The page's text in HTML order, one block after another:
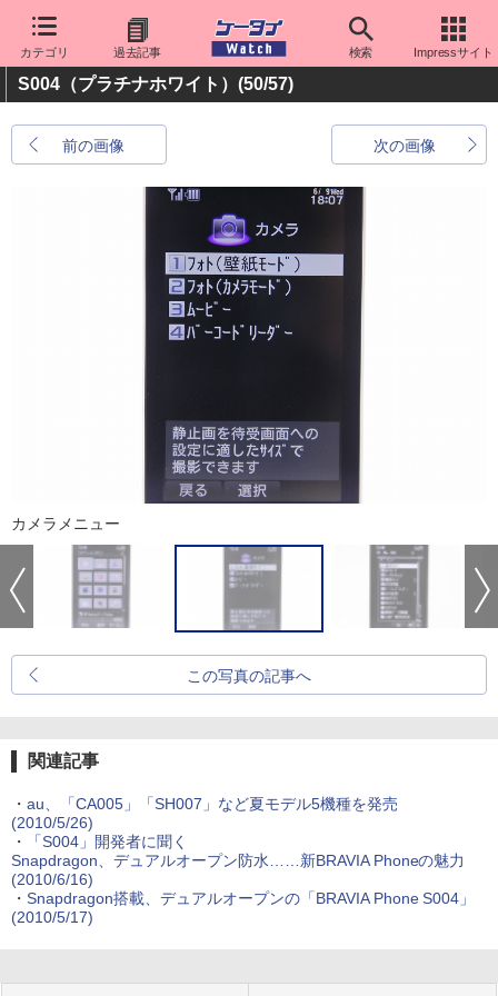
カテゴリ 過去記事 検索 Impressサイト
S004（プラチナホワイト） (50/57)
前の画像 次の画像
カメラメニュー
この写真の記事へ
関連記事
・ au、「CA005」「SH007」など夏モデル5機種を発売
(2010/5/26)
・
「S004」開発者に聞く
Snapdragon、デュアルオープン防水……新BRAVIA Phoneの魅力
(2010/6/16)
・ Snapdragon搭載、デュアルオープンの「BRAVIA Phone S004」
(2010/5/17)